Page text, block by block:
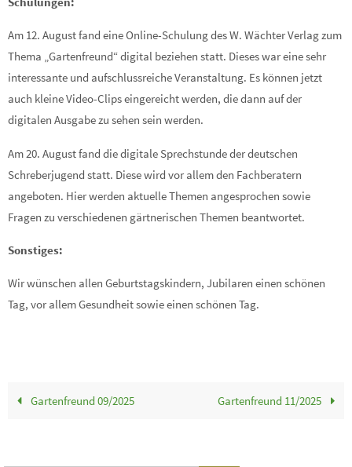
Am 12. August fand eine Online-Schulung des W. Wächter Verlag zum
Thema „Gartenfreund“ digital beziehen statt. Dieses war eine sehr
interessante und aufschlussreiche Veranstaltung. Es können jetzt
auch kleine Video-Clips eingereicht werden, die dann auf der
digitalen Ausgabe zu sehen sein werden.
Am 20. August fand die digitale Sprechstunde der deutschen
Schreberjugend statt. Diese wird vor allem den Fachberatern
angeboten. Hier werden aktuelle Themen angesprochen sowie
Fragen zu verschiedenen gärtnerischen Themen beantwortet.
Sonstiges:
Wir wünschen allen Geburtstagskindern, Jubilaren einen schönen
Tag, vor allem Gesundheit sowie einen schönen Tag.
Gartenfreund 09/2025 Gartenfreund 11/2025